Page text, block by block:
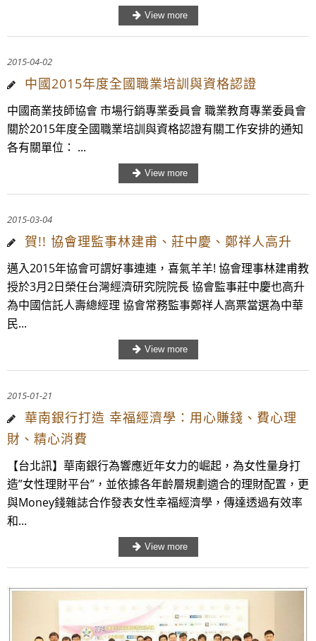
2015-04-02
中國2015年度全國職業培訓與資格認證
中國商業技師協會 市場行銷專業委員會 職業教育專業委員會
關於2015年度全國職業培訓與資格認證有關工作安排的通知
各有關單位： ...
2015-03-04
賀!! 協會理監事林建甫、莊中慶、鄭祥人高升
邁入2015年協會可謂好事連連，喜氣羊羊! 協會理事林建甫教
授於3月2日榮任台灣經濟研究院院長 協會監事莊中慶也高升
為中國信託人壽總經理 協會常務監事鄭祥人高票當選為中華
民...
2015-01-21
華南銀行打造 幸福經濟學：用心賺錢、費心理
財、精心消費
【台北訊】華南銀行為響應近年女力的崛起，為女性量身打
造”女性理財平台”，並依據各年齡層規劃適合的理財配置，更
與Money錢雜誌合作發表女性幸福經濟學，傳達透過有效率
和...